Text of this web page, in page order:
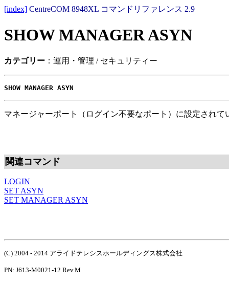
[index] CentreCOM 8948XL コマンドリファレンス 2.9
SHOW MANAGER ASYN
カテゴリー ：運用・管理 / セキュリティー
SHOW MANAGER ASYN
マネージャーポート（ログイン不要なポート）に設定され
関連コマンド
LOGIN
SET ASYN
SET MANAGER ASYN
(C) 2004 - 2014 アライドテレシスホールディングス株式会社
PN: J613-M0021-12 Rev.M